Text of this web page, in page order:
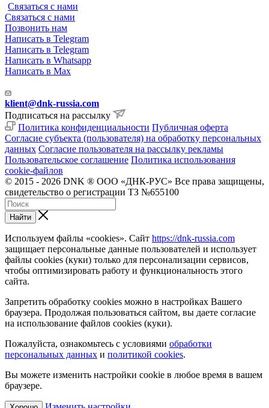
Связаться с нами
Связаться с нами
Позвонить нам
Написать в Telegram
Написать в Telegram
Написать в Whatsapp
Написать в Max
klient@dnk-russia.com
Подписаться на рассылку
Политика конфиденциальности Публичная оферта
Согласие субъекта (пользователя) на обработку персональных
данных Согласие пользователя на рассылку рекламы
Пользовательское соглашение Политика использования
cookie-файлов
© 2015 - 2026 DNK ® ООО «ДНК-РУС» Все права защищены,
свидетельство о регистрации ТЗ №655100
Найти
Используем файлы «cookies». Сайт https://dnk-russia.com
защищает персональные данные пользователей и использует
файлы cookies (куки) только для персонализации сервисов,
чтобы оптимизировать работу и функциональность этого
сайта.
Запретить обработку cookies можно в настройках Вашего
браузера. Продолжая пользоваться сайтом, вы даете согласие
на использование файлов cookies (куки).
Пожалуйста, ознакомьтесь с условиями обработки
персональных данных и политикой cookies.
Вы можете изменить настройки cookie в любое время в вашем
браузере.